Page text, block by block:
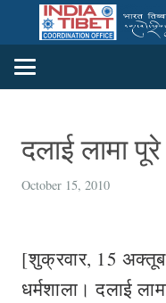
दलाई लामा
October 15, 2010
[शुक्रवार, 15
धर्मशाला। दलाई